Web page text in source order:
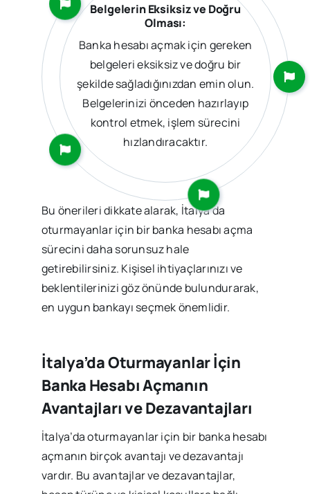
Belgelerin Eksiksiz ve Doğru
Olması:
Banka hesabı açmak için gereken
belgeleri eksiksiz ve doğru bir
şekilde sağladığınızdan emin olun.
Belgelerinizi önceden hazırlayıp
kontrol etmek, işlem sürecini
hızlandıracaktır.
Bu önerileri dikkate alarak, İtalya’da
oturmayanlar için bir banka hesabı açma
sürecini daha sorunsuz hale
getirebilirsiniz. Kişisel ihtiyaçlarınızı ve
beklentilerinizi göz önünde bulundurarak,
en uygun bankayı seçmek önemlidir.
İtalya’da Oturmayanlar İçin
Banka Hesabı Açmanın
Avantajları ve Dezavantajları
İtalya’da oturmayanlar için bir banka hesabı
açmanın birçok avantajı ve dezavantajı
vardır. Bu avantajlar ve dezavantajlar,